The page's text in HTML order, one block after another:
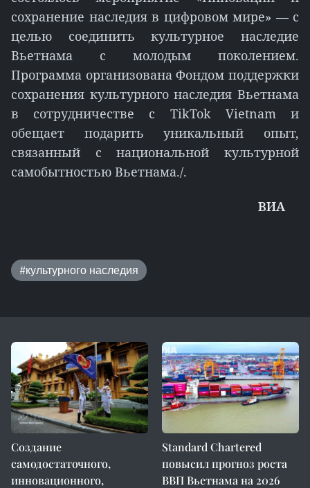
сохранение наследия в цифровом мире» — с
целью соединить культурное наследие
Вьетнама с молодым поколением.
Программа организована Фондом поддержки
сохранения культурного наследия Вьетнама
в сотрудничестве с TikTok Vietnam и
обещает подарить уникальный опыт,
связанный с национальной культурной
самобытностью Вьетнама./.
ВИА
#культурного наследия
Создание
самодостаточного,
инновационного,
Standard Chartered
повысил прогноз роста
ВВП Вьетнама на 2026